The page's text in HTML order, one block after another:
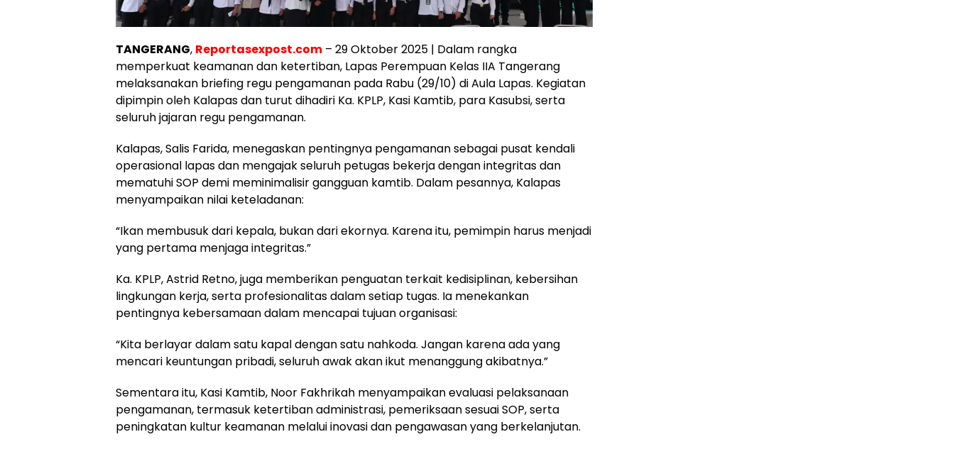
TANGERANG, Reportasexpost.com – 29 Oktober 2025 | Dalam rangka
memperkuat keamanan dan ketertiban, Lapas Perempuan Kelas IIA Tangerang
melaksanakan briefing regu pengamanan pada Rabu (29/10) di Aula Lapas. Kegiatan
dipimpin oleh Kalapas dan turut dihadiri Ka. KPLP, Kasi Kamtib, para Kasubsi, serta
seluruh jajaran regu pengamanan.
Kalapas, Salis Farida, menegaskan pentingnya pengamanan sebagai pusat kendali
operasional lapas dan mengajak seluruh petugas bekerja dengan integritas dan
mematuhi SOP demi meminimalisir gangguan kamtib. Dalam pesannya, Kalapas
menyampaikan nilai keteladanan:
“Ikan membusuk dari kepala, bukan dari ekornya. Karena itu, pemimpin harus menjadi
yang pertama menjaga integritas.”
Ka. KPLP, Astrid Retno, juga memberikan penguatan terkait kedisiplinan, kebersihan
lingkungan kerja, serta profesionalitas dalam setiap tugas. Ia menekankan
pentingnya kebersamaan dalam mencapai tujuan organisasi:
“Kita berlayar dalam satu kapal dengan satu nahkoda. Jangan karena ada yang
mencari keuntungan pribadi, seluruh awak akan ikut menanggung akibatnya.”
Sementara itu, Kasi Kamtib, Noor Fakhrikah menyampaikan evaluasi pelaksanaan
pengamanan, termasuk ketertiban administrasi, pemeriksaan sesuai SOP, serta
peningkatan kultur keamanan melalui inovasi dan pengawasan yang berkelanjutan.